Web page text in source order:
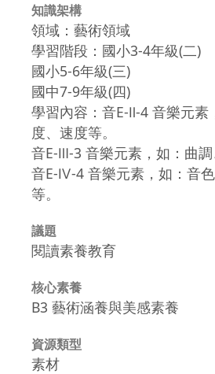
知識架構
領域：藝術領域
學習階段：國小3-4年級(二)
國小5-6年級(三)
國中7-9年級(四)
學習內容：音E-Ⅱ-4 音樂元素
度、速度等。
音E-Ⅲ-3 音樂元素，如：曲調
音E-Ⅳ-4 音樂元素，如：音
等。
議題
閱讀素養教育
核心素養
B3 藝術涵養與美感素養
資源類型
素材